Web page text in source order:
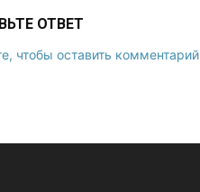
ОТВЕТ
чтобы оставить комментарий